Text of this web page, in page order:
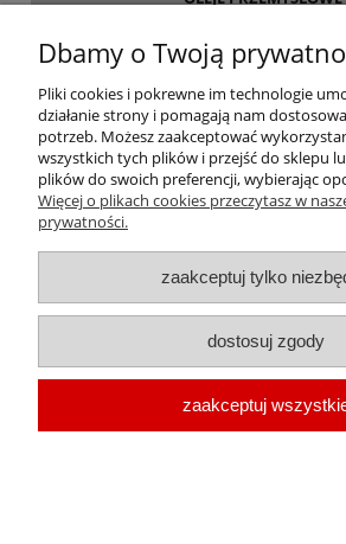
INFORMACJE
O FIRMIE
| Platforma zakupowa środków
Oleje przemysłowe | Smary dla przemysłu
prowadnic | Smar Fuchs | Smar Shell | Oleje
Dbamy o Twoją
Pliki cookies i pokrewne im technologie
działanie strony i pomagają nam
potrzeb. Możesz zaakceptować
wszystkich tych plików i przejść do sklepu
plików do swoich preferencji, wybierając
Więcej o plikach cookies przeczytasz w
prywatności.
zaakceptuj tylko
dostosuj zgody
zaakceptuj